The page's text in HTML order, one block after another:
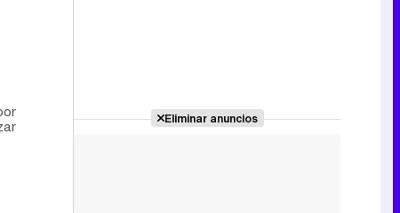
Eliminar anuncios